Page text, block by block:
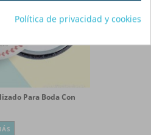
Para Boda Con
Política de privacidad y cookies